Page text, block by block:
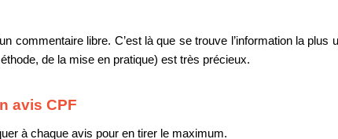
commentaire libre. C’est là que se trouve l’information la
de la mise en pratique) est très précieux.
avis CPF
à chaque avis pour en tirer le maximum.